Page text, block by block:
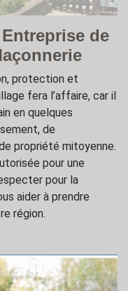
de
protection et
fera l’affaire, car il
en quelques
de
propriété mitoyenne.
pour une
pour la
aider à prendre
région.